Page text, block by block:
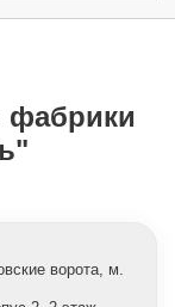
ворота, м.